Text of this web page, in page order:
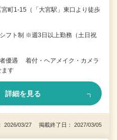
町1-15（「大宮駅」東口より徒歩
フト制 ※週3日以上勤務（土日祝
優遇 着付・ヘアメイク・カメラ
ます
詳細を見る
2026/03/27 掲載終了日： 2027/03/05